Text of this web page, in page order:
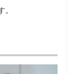
。